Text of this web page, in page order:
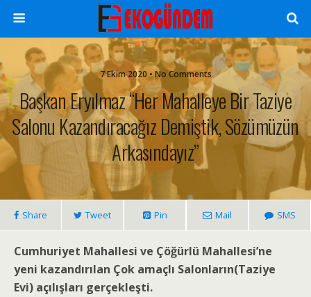
7 Ekim 2020 • No Comments
Başkan Eryılmaz “Her Mahalleye Bir Taziye
Salonu Kazandıracağız Demiştik, Sözümüzün
Arkasındayız”
Share Tweet Pin Mail SMS
Cumhuriyet Mahallesi ve Çöğürlü Mahallesi’ne
yeni kazandırılan Çok amaçlı Salonların(Taziye
Evi) açılışları gerçekleşti.